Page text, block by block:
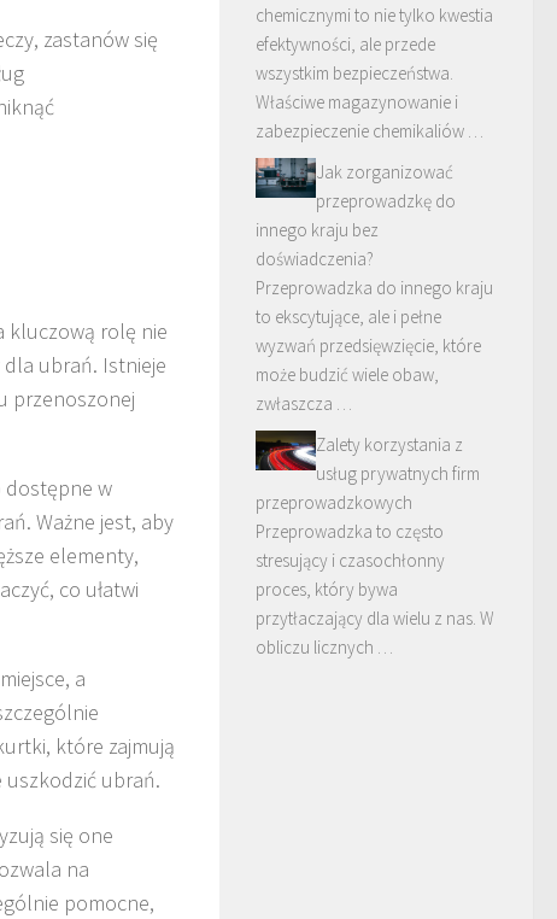
zastanów się
kluczową rolę nie
ubrań. Istnieje
przenoszonej
dostępne w
Ważne jest, aby
elementy,
co ułatwi
a
które zajmują
uszkodzić ubrań.
się one
na
pomocne,
chemicznymi to nie tylko kwestia
efektywności, ale przede
wszystkim bezpieczeństwa.
Właściwe magazynowanie i
zabezpieczenie chemikaliów …
Jak zorganizować
przeprowadzkę do
innego kraju bez
doświadczenia?
Przeprowadzka do innego kraju
to ekscytujące, ale i pełne
wyzwań przedsięwzięcie, które
może budzić wiele obaw,
zwłaszcza …
Zalety korzystania z
usług prywatnych firm
przeprowadzkowych
Przeprowadzka to często
stresujący i czasochłonny
proces, który bywa
przytłaczający dla wielu z nas. W
obliczu licznych …